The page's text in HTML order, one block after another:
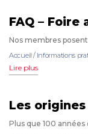
FAQ – Foire
Nos membres
Accueil / Informations
Lire plus
Les origines
Plus que 100